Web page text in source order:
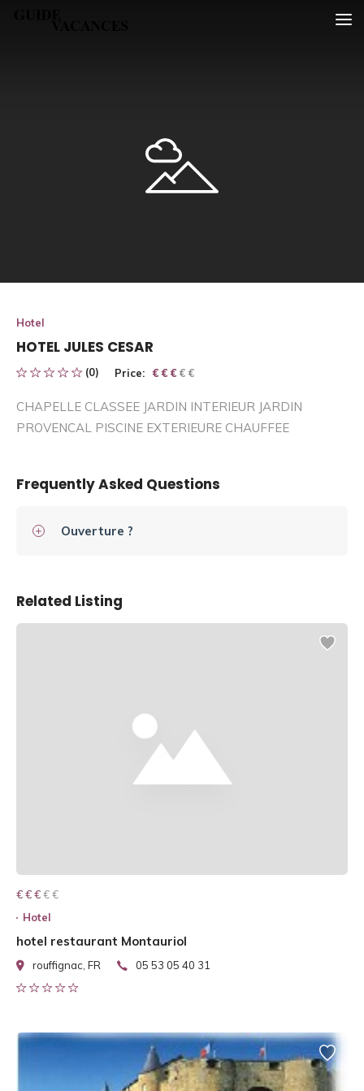
Hotel
HOTEL JULES CESAR
(0) Price: € € € € €
€ € €
CHAPELLE CLASSEE JARDIN INTERIEUR JARDIN
PROVENCAL PISCINE EXTERIEURE CHAUFFEE
Frequently Asked Questions
Ouverture ?
Related Listing
€ € € € €
€ € €
Hotel
hotel restaurant Montauriol
rouffignac, FR 05 53 05 40 31